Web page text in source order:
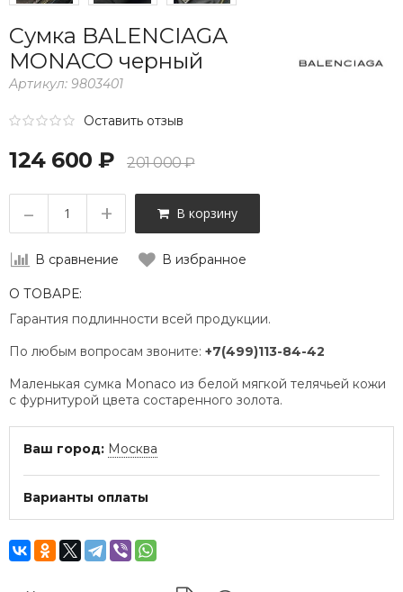
Сумка BALENCIAGA
MONACO черный
Артикул: 9803401
Оставить отзыв
124 600 ₽ 201 000 ₽
– + В корзину
В сравнение В избранное
О ТОВАРЕ:
Гарантия подлинности всей продукции.
По любым вопросам звоните: +7(499)113-84-42
Маленькая сумка Monaco из белой мягкой телячьей кожи
с фурнитурой цвета состаренного золота.
Ваш город: Москва
Варианты оплаты